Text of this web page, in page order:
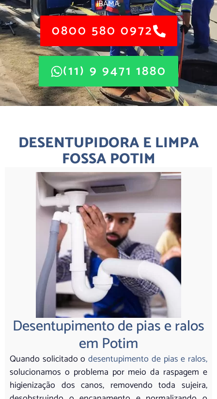
IBAMA.
0800 580 0972
(11) 9 9471 1880
DESENTUPIDORA E LIMPA
FOSSA POTIM
Desentupimento de pias e ralos
em Potim
Quando solicitado odesentupimento de pias e ralos,
solucionamos o problema por meio da raspagem e
higienização dos canos, removendo toda sujeira,